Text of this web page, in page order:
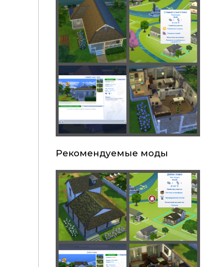
Рекомендуемые моды